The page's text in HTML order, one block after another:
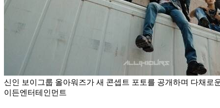
신인 보이그룹 올아워즈가 새 콘셉트 포토를 공개하며 다채로
이든엔터테인먼트